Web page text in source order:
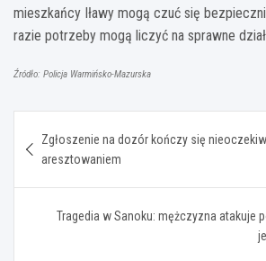
mieszkańcy Iławy mogą czuć się
razie potrzeby mogą liczyć na sprawne
Źródło: Policja Warmińsko-Mazurska
wpisu
Zgłoszenie na dozór kończy się
aresztowaniem
Tragedia w Sanoku: mężczyzna atakuje